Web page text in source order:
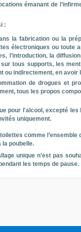
émanant de
:
la fabrication ou la
électroniques ou toute
l’introduction, la
tous supports, les
ou indirectement, en
de drogues et
tous les propos
pour l'alcool, excepté
uniquement.
comme
la poubelle.
unique n’est pas
les temps de pause.